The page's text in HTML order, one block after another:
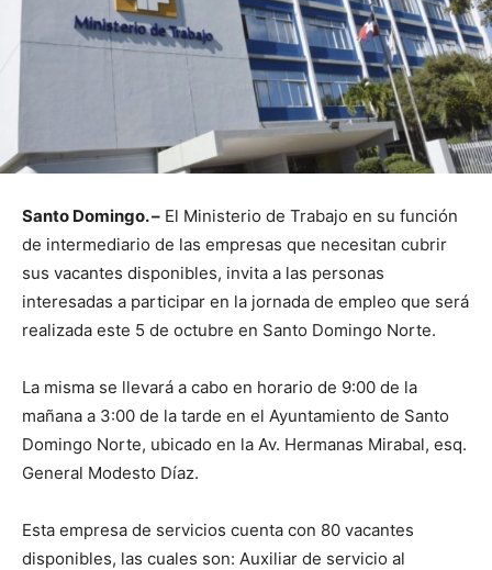
Santo Domingo. – El Ministerio de Trabajo en su función
de intermediario de las empresas que necesitan cubrir
sus vacantes disponibles, invita a las personas
interesadas a participar en la jornada de empleo que será
realizada este 5 de octubre en Santo Domingo Norte.
La misma se llevará a cabo en horario de 9:00 de la
mañana a 3:00 de la tarde en el Ayuntamiento de Santo
Domingo Norte, ubicado en la Av. Hermanas Mirabal, esq.
General Modesto Díaz.
Esta empresa de servicios cuenta con 80 vacantes
disponibles, las cuales son: Auxiliar de servicio al